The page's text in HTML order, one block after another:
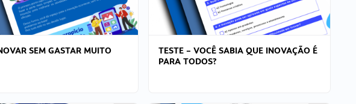
SEM GASTAR MUITO
TESTE – VOCÊ SABIA QUE INOVAÇÃO É
PARA TODOS?